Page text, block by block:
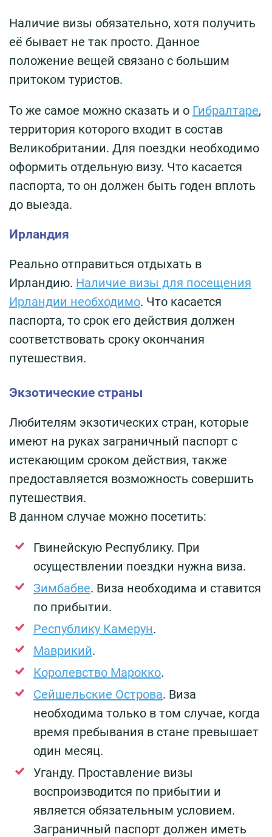
Наличие визы обязательно, хотя получить
её бывает не так просто. Данное
положение вещей связано с большим
притоком туристов.
То же самое можно сказать и о Гибралтаре,
территория которого входит в состав
Великобритании. Для поездки необходимо
оформить отдельную визу. Что касается
паспорта, то он должен быть годен вплоть
до выезда.
Ирландия
Реально отправиться отдыхать в
Ирландию. Наличие визы для посещения
Ирландии необходимо. Что касается
паспорта, то срок его действия должен
соответствовать сроку окончания
путешествия.
Экзотические страны
Любителям экзотических стран, которые
имеют на руках заграничный паспорт с
истекающим сроком действия, также
предоставляется возможность совершить
путешествия.
В данном случае можно посетить:
Гвинейскую Республику. При
осуществлении поездки нужна виза.
Зимбабве. Виза необходима и ставится
по прибытии.
Республику Камерун.
Маврикий.
Королевство Марокко.
Сейшельские Острова. Виза
необходима только в том случае, когда
время пребывания в стане превышает
один месяц.
Уганду. Проставление визы
воспроизводится по прибытии и
является обязательным условием.
Заграничный паспорт должен иметь